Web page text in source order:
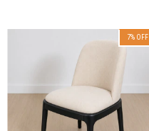
7% OFF